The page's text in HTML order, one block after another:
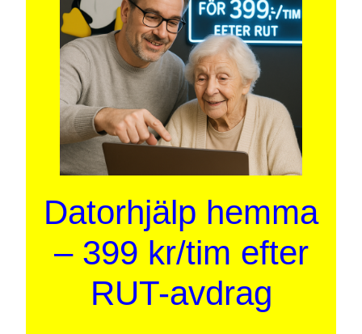
Datorhjälp hemma
– 399 kr/tim efter
RUT-avdrag